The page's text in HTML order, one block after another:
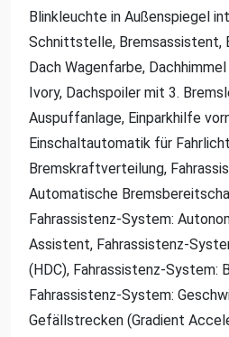
Blinkleuchte in Außenspiegel
Schnittstelle, Bremsassistent,
Dach Wagenfarbe,
Ivory, Dachspoiler mit 3.
Auspuffanlage, Einparkhilfe
Einschaltautomatik für
Bremskraftverteilung,
Automatische
Fahrassistenz-System:
Assistent, Fahrassistenz-
(HDC), Fahrassistenz-System:
Fahrassistenz-System:
Gefällstrecken (Gradient